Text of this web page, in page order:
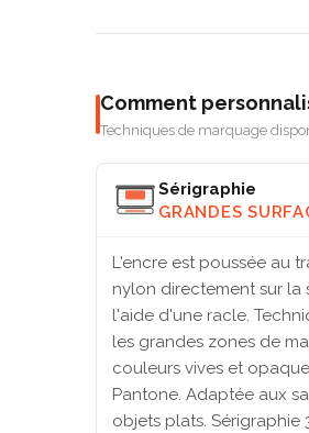
Comment
Techniques de marquage
Sérigraphie
GRANDES
L'encre est poussée au
nylon directement sur
l'aide d'une racle.
les grandes zones de
couleurs vives et
Pantone. Adaptée aux
objets plats. Sérigraphie